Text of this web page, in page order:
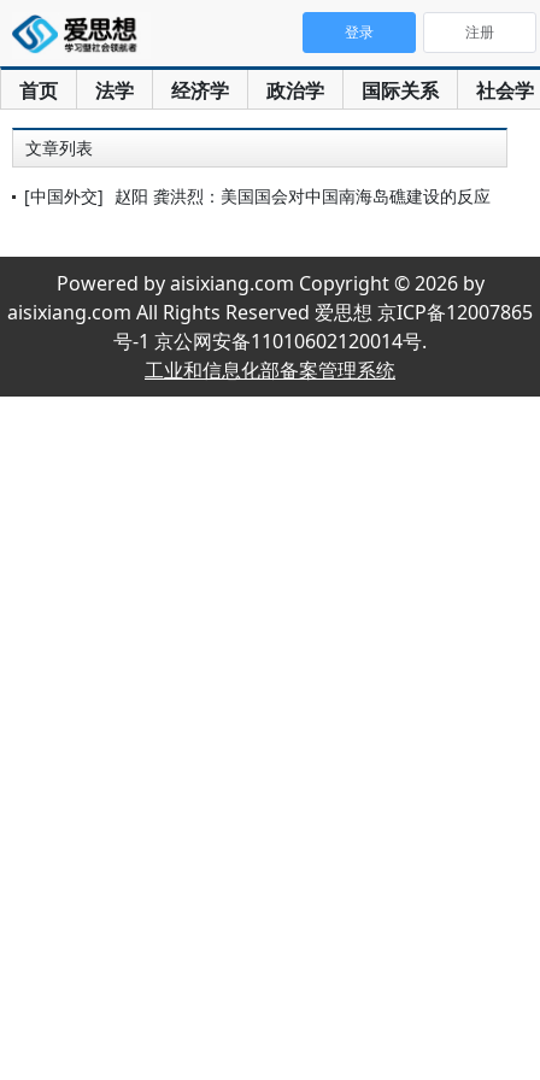
首页 法学 经济学 政治学 国际关系 社会学
登录 注册
文章列表
[中国外交] 赵阳 龚洪烈：美国国会对中国南海岛礁建设的反应
Powered by aisixiang.com Copyright © 2026 by
aisixiang.com All Rights Reserved 爱思想 京ICP备12007865
号-1 京公网安备11010602120014号.
工业和信息化部备案管理系统